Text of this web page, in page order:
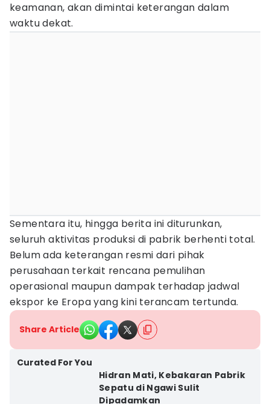
keamanan, akan dimintai keterangan dalam
waktu dekat.
Sementara itu, hingga berita ini diturunkan,
seluruh aktivitas produksi di pabrik berhenti total.
Belum ada keterangan resmi dari pihak
perusahaan terkait rencana pemulihan
operasional maupun dampak terhadap jadwal
ekspor ke Eropa yang kini terancam tertunda.
Share Article
Curated For You
Hidran Mati, Kebakaran Pabrik
Sepatu di Ngawi Sulit
Dipadamkan